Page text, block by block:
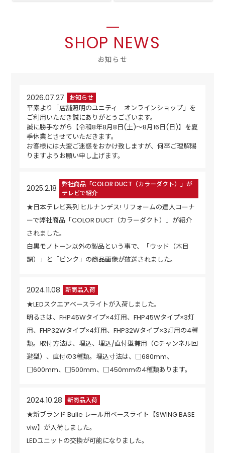
SHOP NEWS
2026.07.27 お知らせ
平素より「店舗照明のユニティ オンラインショップ」を
ご利用いただき誠にありがとうございます。
誠に勝手ながら【令和8年8月8日(土)～8月16日(日)】を夏
季休業とさせていただきます。
お客様には大変ご迷惑をおかけ致しますが、何卒ご理解賜
りますようお願い申し上げます。
2025.2.18
弊社商品「COLOR DUCT（カラーダクト）」が
テレビで紹介
★日本テレビ系列 ヒルナンデス! リフォームの達人コーナ
ーで弊社商品「COLOR DUCT（カラーダクト）」が紹介
されました。
白黒モノトーン以外の製品という事で、「ウッド（木目
調）」と「ピンク」の商品画像が放送されました。
2024.11.08 新商品入荷
★LEDスクエアベースライトが入荷しました。
明るさは、FHP45Wタイプ×4灯用、FHP45Wタイプ×3灯
用、FHP32Wタイプ×4灯用、FHP32Wタイプ×3灯用の4種
類。取付方法は、埋込、埋込/直付型兼用（Cチャンネル回
避型）、直付の3種類。埋込寸法は、□680mm、
□600mm、□500mm、□450mmの4種類あります。
2024.10.28 新商品入荷
★新ブランド Bulie レール用ベースライト【SWING BASE
viw】が入荷しました。
LEDユニットの交換が可能になりました。